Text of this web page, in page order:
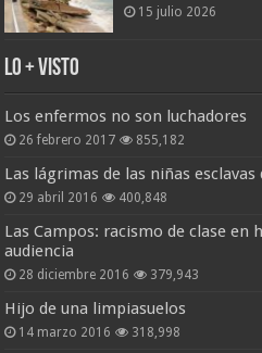
15 julio 2026
Lo + Visto
Los enfermos no son luchadores
26 febrero 2017 855,182
Las lágrimas de las niñas
29 abril 2016 400,848
Las Campos: racismo de clase en
audiencia
28 diciembre 2016 379,943
Hijo de una limpiasuelos
14 marzo 2016 318,998